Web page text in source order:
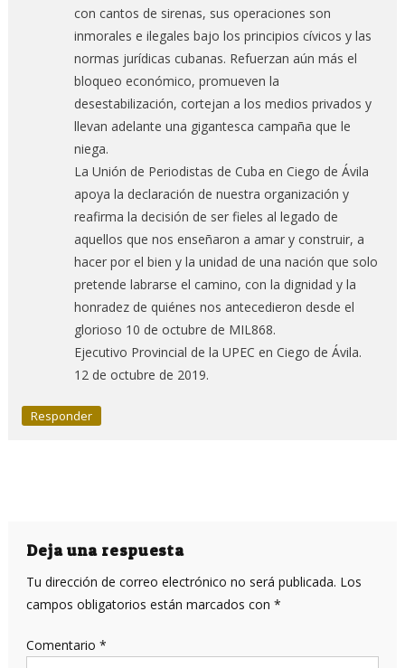
con cantos de sirenas, sus operaciones son
inmorales e ilegales bajo los principios cívicos y las
normas jurídicas cubanas. Refuerzan aún más el
bloqueo económico, promueven la
desestabilización, cortejan a los medios privados y
llevan adelante una gigantesca campaña que le
niega.
La Unión de Periodistas de Cuba en Ciego de Ávila
apoya la declaración de nuestra organización y
reafirma la decisión de ser fieles al legado de
aquellos que nos enseñaron a amar y construir, a
hacer por el bien y la unidad de una nación que solo
pretende labrarse el camino, con la dignidad y la
honradez de quiénes nos antecedieron desde el
glorioso 10 de octubre de MIL868.
Ejecutivo Provincial de la UPEC en Ciego de Ávila.
12 de octubre de 2019.
Responder
Deja una respuesta
Tu dirección de correo electrónico no será publicada. Los
campos obligatorios están marcados con *
Comentario *